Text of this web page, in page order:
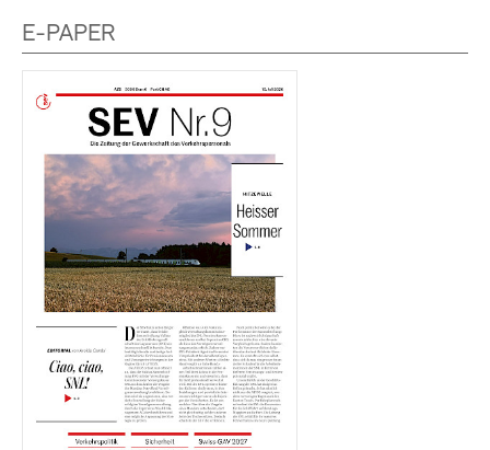
E-PAPER